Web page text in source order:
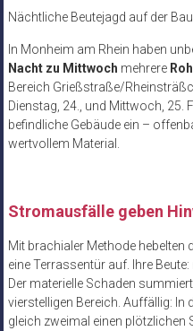
Nächtliche Beutejagd auf der
In Monheim am Rhein haben
Nacht zu Mittwoch mehrere
Bereich Grießstraße/
Dienstag, 24., und Mittwoch, 25.
befindliche Gebäude ein –
wertvollem Material.
Stromausfälle geben
Mit brachialer Methode hebelten
eine Terrassentür auf. Ihre Beute:
Der materielle Schaden
vierstelligen Bereich. Auffällig: In
gleich zweimal einen plötzlichen